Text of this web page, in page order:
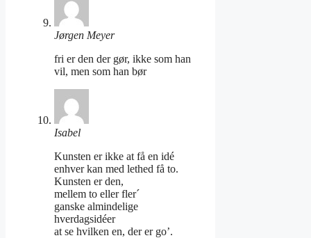
Jørgen Meyer
fri er den der gør, ikke som han
vil, men som han bør
Isabel
Kunsten er ikke at få en idé
enhver kan med lethed få to.
Kunsten er den,
mellem to eller fler´
ganske almindelige
hverdagsidéer
at se hvilken en, der er go’.